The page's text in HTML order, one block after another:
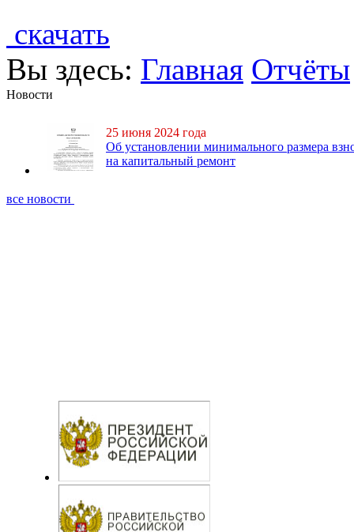
скачать
Вы здесь: Главная Отчёты
Новости
25 июня 2024 года
Об установлении минимального размера
на капитальный ремонт
все новости